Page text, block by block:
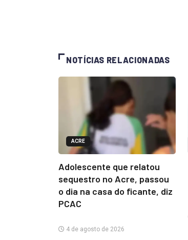
NOTÍCIAS RELACIONADAS
ACRE
Adolescente que relatou
sequestro no Acre, passou
o dia na casa do ficante, diz
PCAC
4 de agosto de 2026